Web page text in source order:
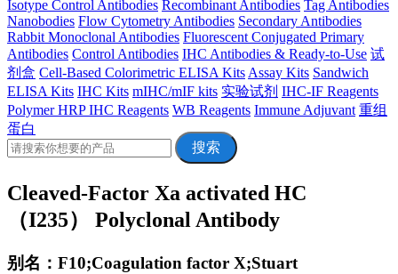
Isotype Control Antibodies Recombinant Antibodies Tag Antibodies
Nanobodies Flow Cytometry Antibodies Secondary Antibodies
Rabbit Monoclonal Antibodies Fluorescent Conjugated Primary
Antibodies Control Antibodies IHC Antibodies & Ready-to-Use 试
剂盒 Cell-Based Colorimetric ELISA Kits Assay Kits Sandwich
ELISA Kits IHC Kits mIHC/mIF kits 实验试剂 IHC-IF Reagents
Polymer HRP IHC Reagents WB Reagents Immune Adjuvant 重组
蛋白
搜索
Cleaved-Factor Xa activated HC
（I235） Polyclonal Antibody
别名：F10;Coagulation factor X;Stuart